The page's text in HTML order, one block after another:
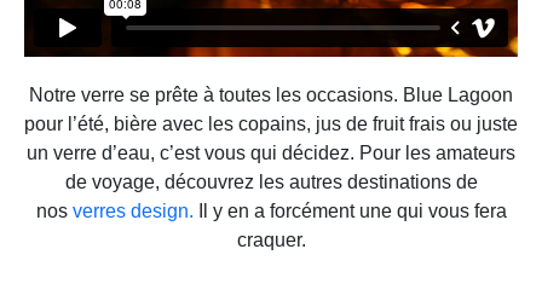
Notre verre se prête à toutes les occasions. Blue Lagoon
pour l’été, bière avec les copains, jus de fruit frais ou juste
un verre d’eau, c’est vous qui décidez. Pour les amateurs
de voyage, découvrez les autres destinations de
nos verres design. Il y en a forcément une qui vous fera
craquer.